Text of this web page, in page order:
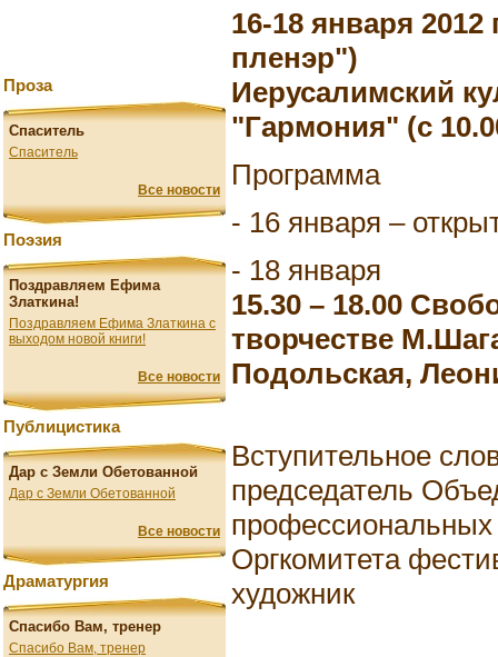
Проза
Спаситель
Спаситель
Все новости
Поэзия
Поздравляем Ефима
Златкина!
Поздравляем Ефима Златкина с
выходом новой книги!
Все новости
Публицистика
Дар с Земли Обетованной
Дар с Земли Обетованной
Все новости
Драматургия
Спасибо Вам, тренер
Спасибо Вам, тренер
16-18 января
пленэр")
Иерусалимский
"Гармония" (с
Программа
- 16 января –
- 18 января
15.30 – 18.00
творчестве
Подольская,
Вступительное
председатель
Оргкомитета
художник